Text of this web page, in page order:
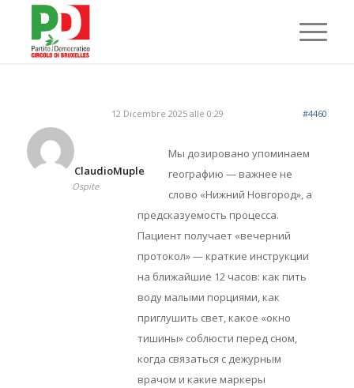
12 Dicembre 2025 alle 0:29 #4460
ClaudioMuple
Ospite
Мы дозировано упоминаем
географию — важнее не
слово «Нижний Новгород», а
предсказуемость процесса.
Пациент получает «вечерний
протокол» — краткие инструкции
на ближайшие 12 часов: как пить
воду малыми порциями, как
приглушить свет, какое «окно
тишины» соблюсти перед сном,
когда связаться с дежурным
врачом и какие маркеры